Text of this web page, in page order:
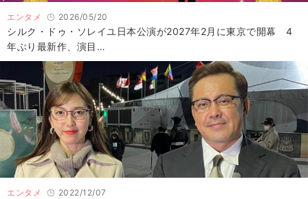
エンタメ 2026/05/20
シルク・ドゥ・ソレイユ日本公演が2027年2月に東京で開幕 4
年ぶり最新作、演目…
エンタメ 2022/12/07